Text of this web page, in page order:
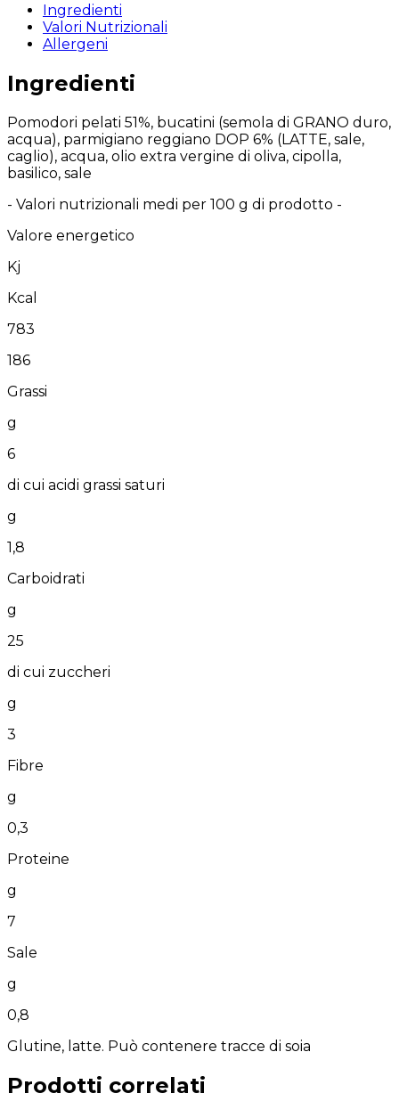
Ingredienti
Valori Nutrizionali
Allergeni
Ingredienti
Pomodori pelati 51%, bucatini (semola di GRANO duro,
acqua), parmigiano reggiano DOP 6% (LATTE, sale,
caglio), acqua, olio extra vergine di oliva, cipolla,
basilico, sale
- Valori nutrizionali medi per 100 g di prodotto -
Valore energetico
Kj
Kcal
783
186
Grassi
g
6
di cui acidi grassi saturi
g
1,8
Carboidrati
g
25
di cui zuccheri
g
3
Fibre
g
0,3
Proteine
g
7
Sale
g
0,8
Glutine, latte. Può contenere tracce di soia
Prodotti correlati